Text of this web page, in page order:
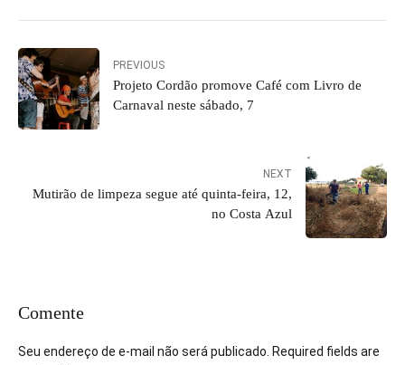
PREVIOUS
Projeto Cordão promove Café com Livro de
Carnaval neste sábado, 7
NEXT
Mutirão de limpeza segue até quinta-feira, 12,
no Costa Azul
Comente
Seu endereço de e-mail não será publicado. Required fields are